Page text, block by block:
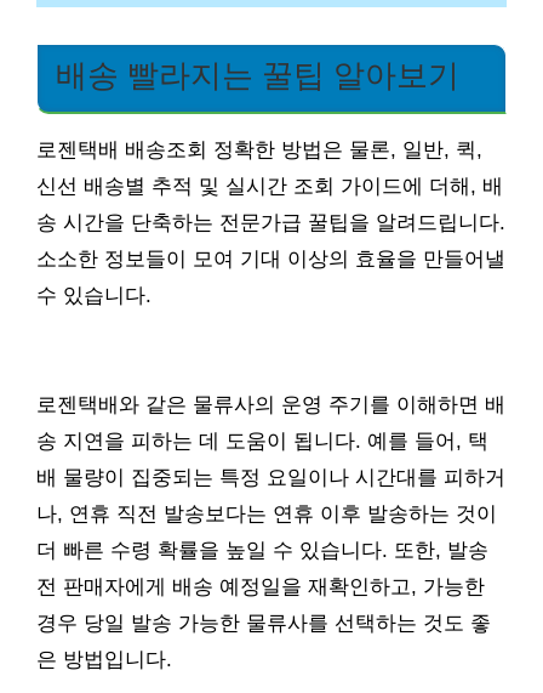
배송 빨라지는 꿀팁 알아보기
로젠택배 배송조회 정확한 방법은 물론, 일반, 퀵,
신선 배송별 추적 및 실시간 조회 가이드에 더해, 배
송 시간을 단축하는 전문가급 꿀팁을 알려드립니다.
소소한 정보들이 모여 기대 이상의 효율을 만들어낼
수 있습니다.
로젠택배와 같은 물류사의 운영 주기를 이해하면 배
송 지연을 피하는 데 도움이 됩니다. 예를 들어, 택
배 물량이 집중되는 특정 요일이나 시간대를 피하거
나, 연휴 직전 발송보다는 연휴 이후 발송하는 것이
더 빠른 수령 확률을 높일 수 있습니다. 또한, 발송
전 판매자에게 배송 예정일을 재확인하고, 가능한
경우 당일 발송 가능한 물류사를 선택하는 것도 좋
은 방법입니다.